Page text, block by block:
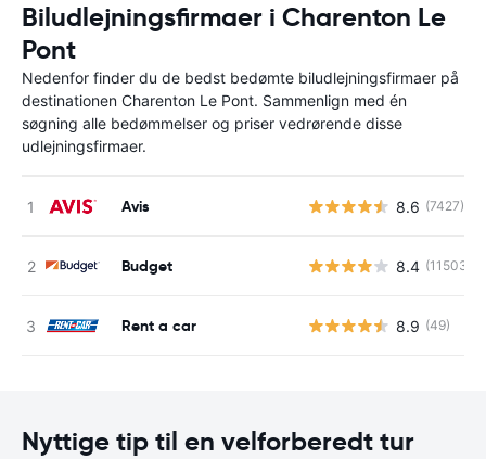
Biludlejningsfirmaer i Charenton Le
Pont
Nedenfor finder du de bedst bedømte biludlejningsfirmaer på
destinationen Charenton Le Pont. Sammenlign med én
søgning alle bedømmelser og priser vedrørende disse
udlejningsfirmaer.
Avis 8.6 (7427)
Budget 8.4 (11503)
Rent a car 8.9 (49)
Nyttige tip til en velforberedt tur